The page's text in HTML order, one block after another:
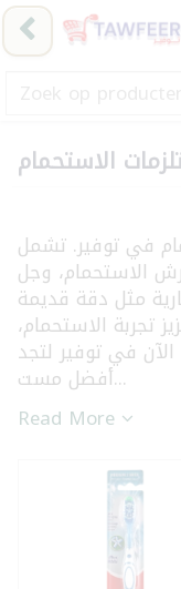
الاستحمام
في توفير. تشمل
الاستحمام، وجل
مثل دقة قديمة
تجربة الاستحمام،
في توفير لتجد
أفضل مست...
Read More